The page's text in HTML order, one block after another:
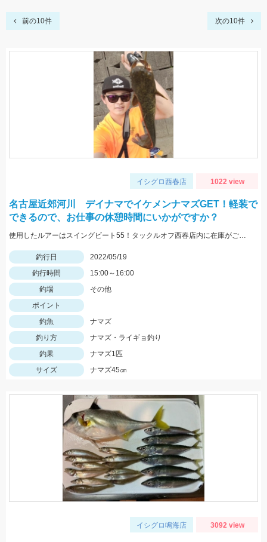
前の10件 次の10件
イシグロ西春店 1022 view
名古屋近郊河川 デイナマでイケメンナマズGET！軽装で
できるので、お仕事の休憩時間にいかがですか？
使用したルアーはスイングビート55！タックルオフ西春店内に在庫がございます！
釣行日
2022/05/19
釣行時間
15:00～16:00
釣場
その他
ポイント
釣魚
ナマズ
釣り方
ナマズ・ライギョ釣り
釣果
ナマズ1匹
サイズ
ナマズ45㎝
イシグロ鳴海店 3092 view